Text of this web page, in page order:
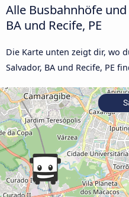
Alle Busbahnhöfe
BA und Recife, PE
Die Karte unten zeigt dir, wo
Salvador, BA und Recife, PE